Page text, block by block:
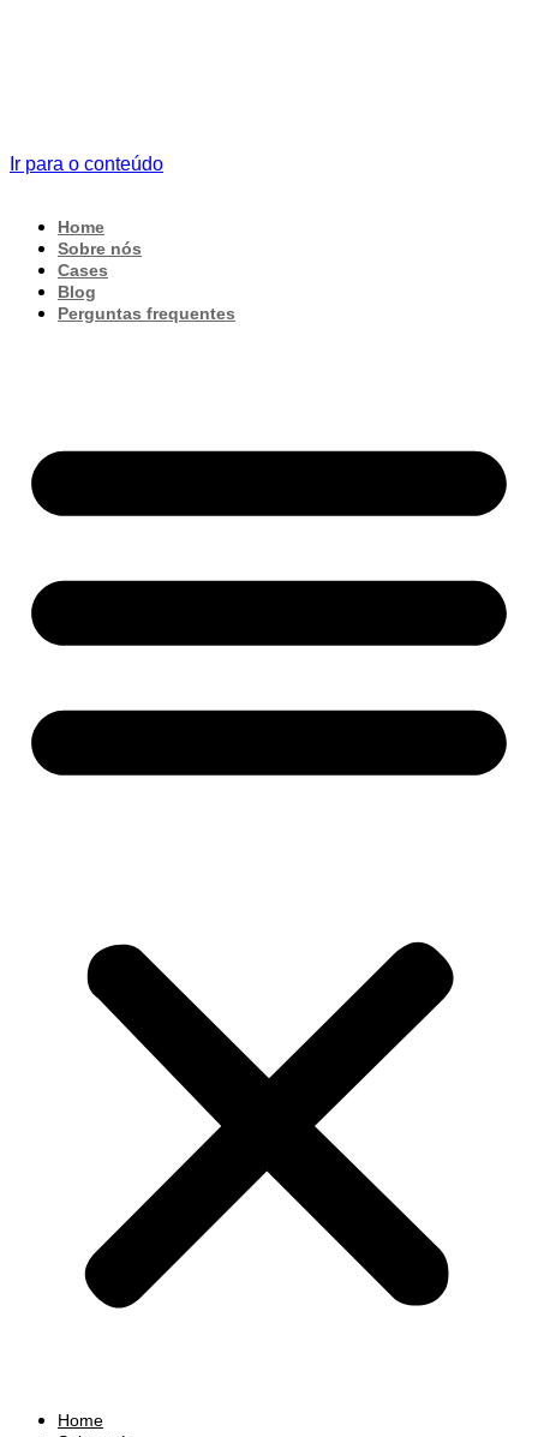
Ir para o conteúdo
Home
Sobre nós
Cases
Blog
Perguntas frequentes
Home